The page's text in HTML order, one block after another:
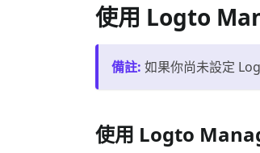
使用 Logto
備註: 如果你尚未設定
使用 Logto